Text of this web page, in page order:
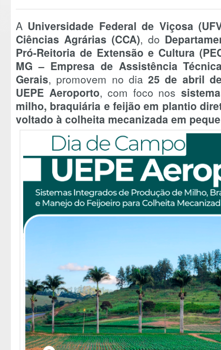
A Universidade Federal de Viçosa
Ciências Agrárias (CCA), do
Pró-Reitoria de Extensão e Cultura
MG – Empresa de Assistência
Gerais, promovem no dia25 de abril
UEPE Aeroporto, com foco nos
milho, braquiária e feijão em plantio
voltado à colheita mecanizada em